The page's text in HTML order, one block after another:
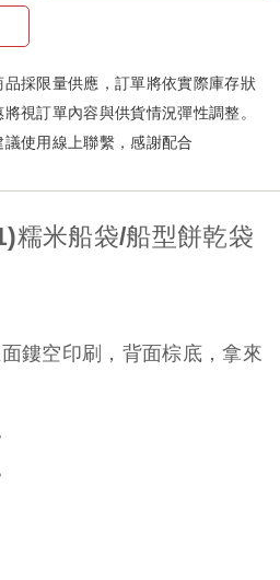
採限量供應，訂單將依實際庫存狀
視訂單內容與供貨情況彈性調整。
使用線上聯繫，感謝配合
糯米船袋/船型餅乾袋
鏤空印刷，背面棕底，拿來